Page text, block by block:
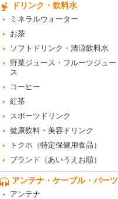
ドリンク・飲料水
ミネラルウォーター
お茶
ソフトドリンク・清涼飲料水
野菜ジュース・フルーツジュー
ス
コーヒー
紅茶
スポーツドリンク
健康飲料・美容ドリンク
トクホ（特定保健用食品）
ブランド（あいうえお順）
アンテナ・ケーブル・パーツ
アンテナ